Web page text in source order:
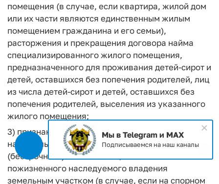
помещения (в случае, если квартира, жилой дом
или их части являются единственным жилым
помещением гражданина и его семьи),
расторжения и прекращения договора найма
специализированного жилого помещения,
предназначенного для проживания детей-сирот и
детей, оставшихся без попечения родителей, лиц
из числа детей-сирот и детей, оставшихся без
попечения родителей, выселения из указанного
жилого помещения;
3) признания и сохранения права собственности
на земельный участок, права постоянного
(бессрочного) пользования, а также
пожизненного наследуемого владения
земельным участком (в случае, если на спорном
Мы в Telegram и MAX
Подписываемся на наш каналы